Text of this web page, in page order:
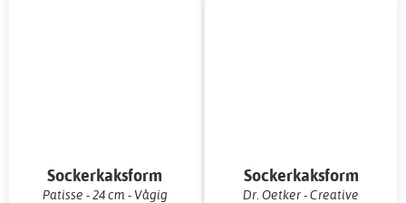
Sockerkaksform
Patisse - 24 cm - Vågig
Sockerkaksform
Dr. Oetker - Creative